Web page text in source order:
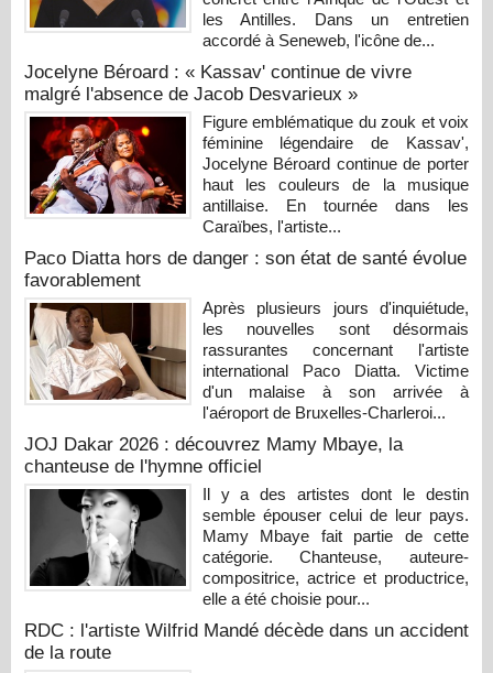
les Antilles. Dans un entretien
accordé à Seneweb, l'icône de...
Jocelyne Béroard : « Kassav' continue de vivre
malgré l'absence de Jacob Desvarieux »
Figure emblématique du zouk et voix
féminine légendaire de Kassav',
Jocelyne Béroard continue de porter
haut les couleurs de la musique
antillaise. En tournée dans les
Caraïbes, l'artiste...
Paco Diatta hors de danger : son état de santé évolue
favorablement
Après plusieurs jours d'inquiétude,
les nouvelles sont désormais
rassurantes concernant l'artiste
international Paco Diatta. Victime
d'un malaise à son arrivée à
l'aéroport de Bruxelles-Charleroi...
JOJ Dakar 2026 : découvrez Mamy Mbaye, la
chanteuse de l'hymne officiel
Il y a des artistes dont le destin
semble épouser celui de leur pays.
Mamy Mbaye fait partie de cette
catégorie. Chanteuse, auteure-
compositrice, actrice et productrice,
elle a été choisie pour...
RDC : l'artiste Wilfrid Mandé décède dans un accident
de la route